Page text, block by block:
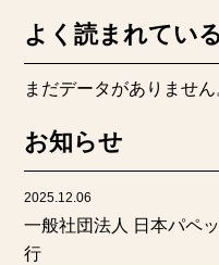
よく読まれてい
まだデータがありません
お知らせ
2025.12.06
一般社団法人 日本パペ
行